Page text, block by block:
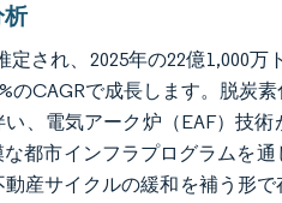
され、2025年の22億1,000
のCAGRで成長します。脱炭
、電気アーク炉（EAF）技
都市インフラプログラムを
産サイクルの緩和を補う形